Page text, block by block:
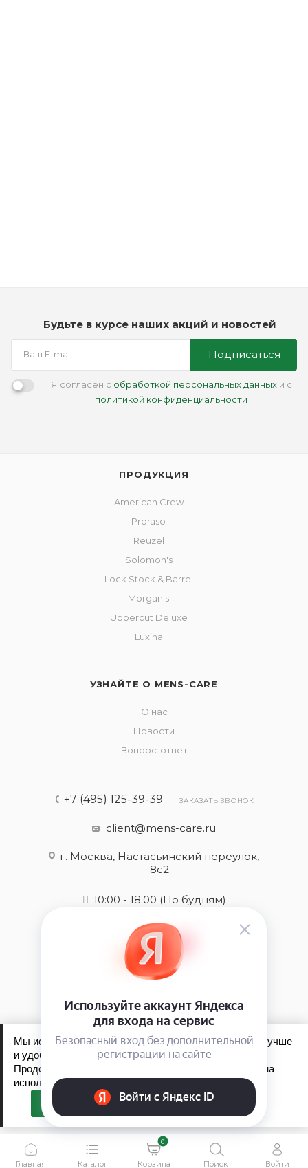
Будьте в курсе наших акций и новостей
Подписаться
Я согласен с обработкой персональных данныхи с
политикой конфиденциальности
ПРОДУКЦИЯ
American Crew
Proraso
Reuzel
Solomon's
Lock Stock & Barrel
Morgan's
Uppercut Deluxe
Luxina
УЗНАЙТЕ О MENS-CARE
О нас
Новости
Вопрос-ответ
+7 (495) 125-39-39 ЗАКАЗАТЬ ЗВОНОК
client@mens-care.ru
г. Москва, Настасьинский переулок,
8с2
10:00 - 18:00 (По будням)
2026 © Mens-care - интернет-магазин
Обработка персональных данных
Политика конфиденциальности
Главная Каталог
0
Корзина Поиск Войти
Мы используем файлы cookie, чтобы сайт работал лучше
и удобнее для вас.
Продолжая пользоваться сайтом, вы соглашаетесь на
использование файлов cookie.
Принять